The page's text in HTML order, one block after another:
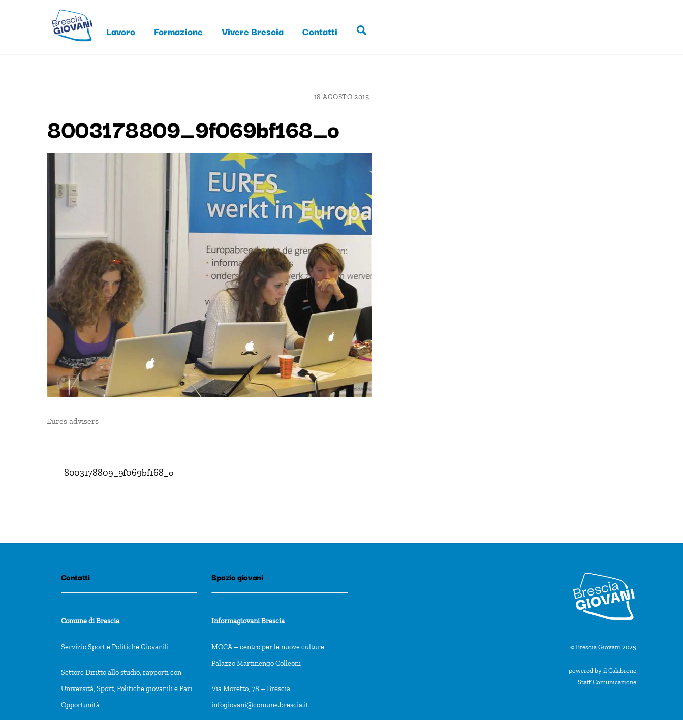
Lavoro Formazione Vivere Brescia Contatti
18 AGOSTO 2015
8003178809_9f069bf168_o
Eures advisers
8003178809_9f069bf168_o
© Brescia Giovani 2025
powered by il Calabrone
Staff Comunicazione
Contatti
Comune di Brescia
Servizio Sport e Politiche Giovanili
Settore Diritto allo studio, rapporti con
Università, Sport, Politiche giovanili e Pari
Opportunità
Spazio giovani
Informagiovani Brescia
MOCA – centro per le nuove culture
Palazzo Martinengo Colleoni
Via Moretto, 78 – Brescia
infogiovani@comune.brescia.it